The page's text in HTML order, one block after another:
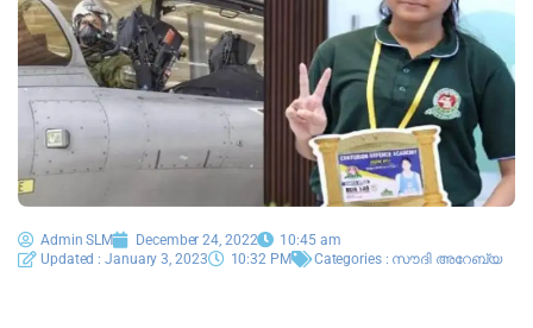
Admin SLM December 24, 2022
10:45 am
Updated : January 3, 2023
10:32 PM Categories : സൗദി അറേബ്യ